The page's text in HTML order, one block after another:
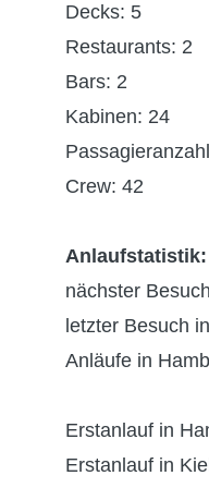
Decks: 5
Restaurants: 2
Bars: 2
Kabinen: 24
Crew: 42
Anlaufstatistik:
nächster
letzter Besuch
Anläufe in
Erstanlauf in
Erstanlauf in